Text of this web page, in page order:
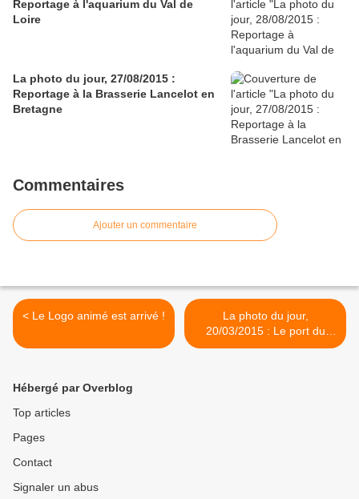
Reportage à l'aquarium du Val de
Loire
La photo du jour, 27/08/2015 :
Reportage à la Brasserie Lancelot en
Bretagne
Commentaires
Ajouter un commentaire
< Le Logo animé est arrivé !
La photo du jour,
20/03/2015 : Le port du
croisic >
Hébergé par Overblog
Top articles
Pages
Contact
Signaler un abus